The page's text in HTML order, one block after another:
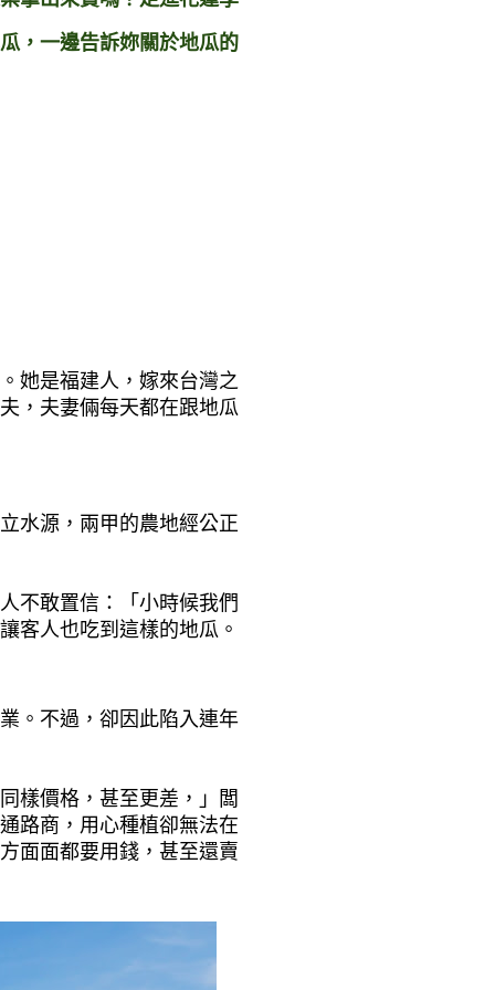
，一邊告訴妳關於地瓜的
她是福建人，嫁來台灣之
，夫妻倆每天都在跟地瓜
水源，兩甲的農地經公正
不敢置信：「小時候我們
客人也吃到這樣的地瓜。
。不過，卻因此陷入連年
樣價格，甚至更差，」闆
路商，用心種植卻無法在
面面都要用錢，甚至還賣